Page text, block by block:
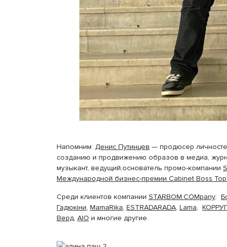
Напомним: Денис Путинцев — продюсер
созданию и продвижению образов в медиа,
музыкант, ведущий,основатель промо-компании
Международной бизнес-премии Cabinet Boss
Среди клиентов компании STARBOM.COMpany:
Гадюкіни, MamaRika, ESTRADARADA, Lama,
Верд, AIO и многие другие.